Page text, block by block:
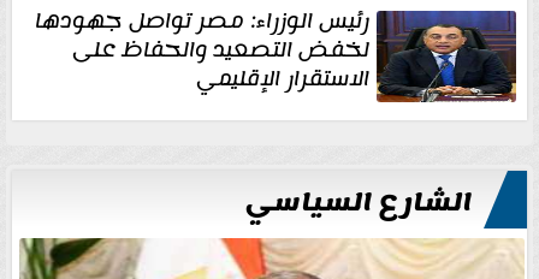
رئيس الوزراء: مصر تواصل جهودها
لخفض التصعيد والحفاظ على
الاستقرار الإقليمي
الشارع السياسي